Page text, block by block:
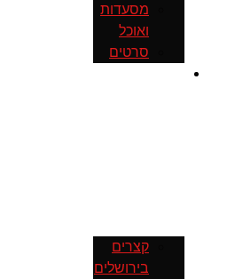
מסעדות
ואוכל
סרטים
קצרים
בירושלים